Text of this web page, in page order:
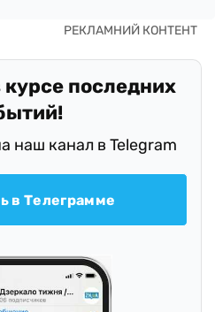
курсе последних
наш канал в Telegram
в Телеграмме